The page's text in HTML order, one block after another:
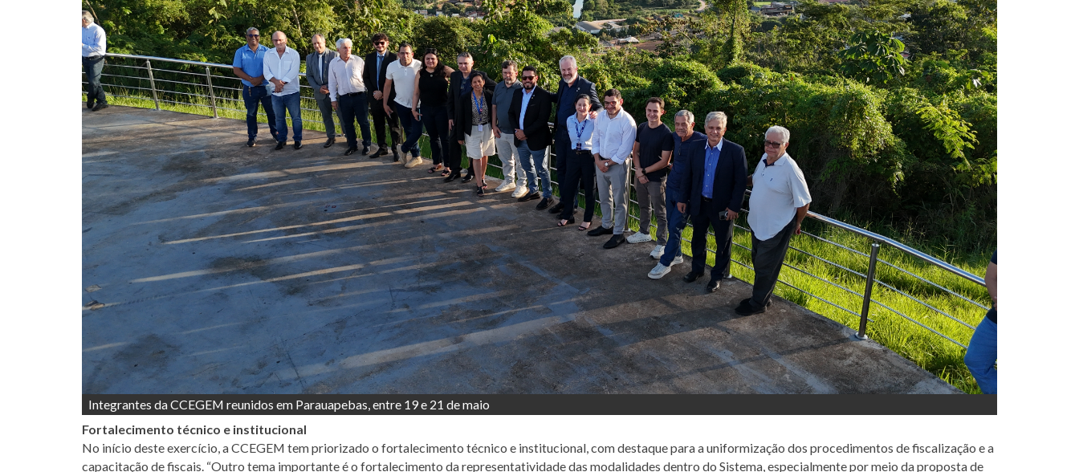
Integrantes da CCEGEM reunidos em Parauapebas, entre 19 e 21 de maio
Fortalecimento técnico e institucional
No início deste exercício, a CCEGEM tem priorizado o fortalecimento técnico e institucional, com destaque para a uniformização dos procedimentos de fiscalização e a
capacitação de fiscais. “Outro tema importante é o fortalecimento da representatividade das modalidades dentro do Sistema, especialmente por meio da proposta de